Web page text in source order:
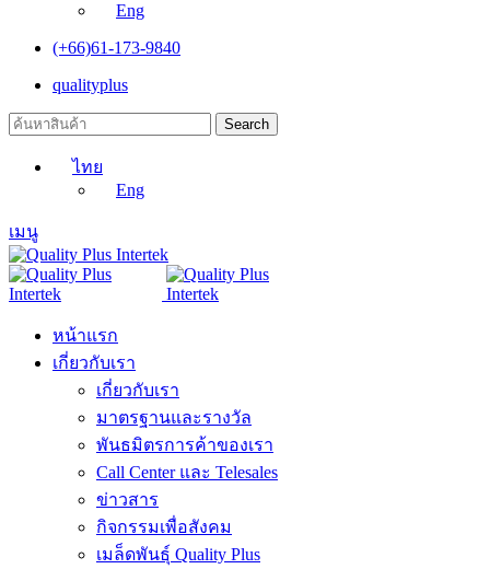
Eng
(+66)61-173-9840
qualityplus
Search
ไทย
Eng
เมนู
หน้าแรก
เกี่ยวกับเรา
เกี่ยวกับเรา
มาตรฐานและรางวัล
พันธมิตรการค้าของเรา
Call Center และ Telesales
ข่าวสาร
กิจกรรมเพื่อสังคม
เมล็ดพันธุ์ Quality Plus